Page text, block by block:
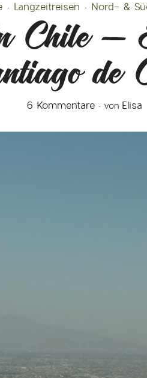
• Langzeitreisen • Nord- &
Chile –
de
6 Kommentare von Elisa